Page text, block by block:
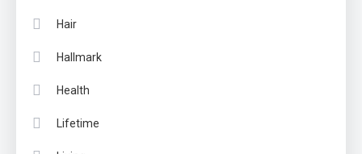
Hair
Hallmark
Health
Lifetime